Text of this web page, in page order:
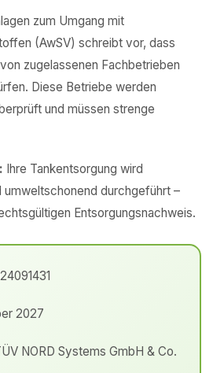
zum Umgang mit
(AwSV) schreibt vor, dass
zugelassenen Fachbetrieben
Diese Betriebe werden
und müssen strenge
Ihre Tankentsorgung wird
durchgeführt –
Entsorgungsnachweis.
2027
NORD Systems GmbH & Co.